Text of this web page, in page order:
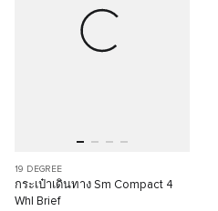
19 DEGREE
กระเป๋าเดินทาง Sm Compact 4
Whl Brief